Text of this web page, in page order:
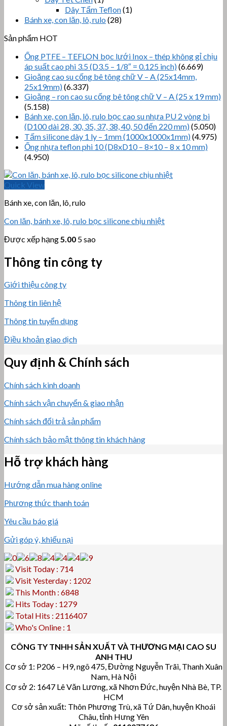
Dây Tẩm Teflon(1)
Bánh xe, con lăn, lô, rulo (28)
Sản phẩm HOT
Ống PTFE – TEFLON bọc lưới Inox – thép không gỉ chịu
áp suất cao phi 3.5 (D3.5 – 1/8″ = 0.125 inch)(6.669)
Gioăng cao su cống bê tông chữ V – A (25x14mm,
25x19mm)(6.337)
Gioăng – ron cao su cống bê tông chữ V – A (25 x 19 mm)
(5.158)
Bánh xe, con lăn, lô, rulo bọc cao su nhựa PU 2 vòng bi
(D100 dài 28, 30, 35, 37, 38, 40, 50 đến 220 mm)(5.050)
Tấm silicone dày 1 ly – 1mm (1000x1000x1mm)(4.975)
Ống nhựa teflon phi 10 (D8xD10 – 8×10 – 8 x 10 mm)
(4.950)
Quick View
Bánh xe, con lăn, lô, rulo
Con lăn, bánh xe, lô, rulo bọc silicone chịu nhiệt
Được xếp hạng5.00 5 sao
Thông tin công ty
Giới thiệu công ty
Thông tin liên hệ
Thông tin tuyển dụng
Điều khoản giao dịch
Quy định & Chính sách
Chính sách kinh doanh
Chính sách vận chuyển & giao nhận
Chính sách đổi trả sản phẩm
Chính sách bảo mật thông tin khách hàng
Hỗ trợ khách hàng
Hướng dẫn mua hàng online
Phương thức thanh toán
Yêu cầu báo giá
Gửi góp ý, khiếu nại
Visit Today : 714
Visit Yesterday : 1202
This Month : 6848
Hits Today : 1279
Total Hits : 2116407
Who's Online : 1
CÔNG TY TNHH SẢN XUẤT VÀ THƯƠNG MẠI CAO SU
ANH THU
Cơ sở 1: P206 – H9, ngõ 475, Đường Nguyễn Trãi, Thanh Xuân
Nam, Hà Nội
Cơ sở 2: 1647 Lê Văn Lương, xã Nhơn Đức, huyện Nhà Bè, TP.
HCM
Cơ sở sản xuất: Thôn Phương Trù, xã Tứ Dân, huyện Khoái
Châu, tỉnh Hưng Yên